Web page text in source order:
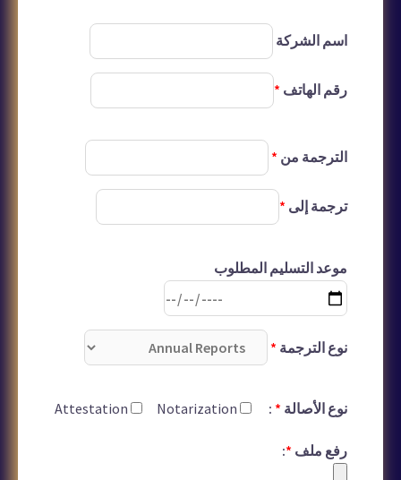
اسم الشركة
رقم الهاتف*
الترجمة من *
ترجمة إلى *
موعد التسليم المطلوب
نوع الترجمة *
نوع الأصالة *
:
Notarization
Attestation
رفع ملف *
: